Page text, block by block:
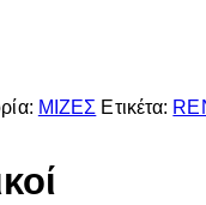
ΜΙΖΕΣ Ετικέτα: